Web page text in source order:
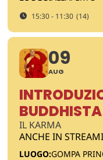
15:30 - 11:30 (14)
09
AUG
BUDDHISTA
IL KARMA
ANCHE IN
LUOGO:GOMPA